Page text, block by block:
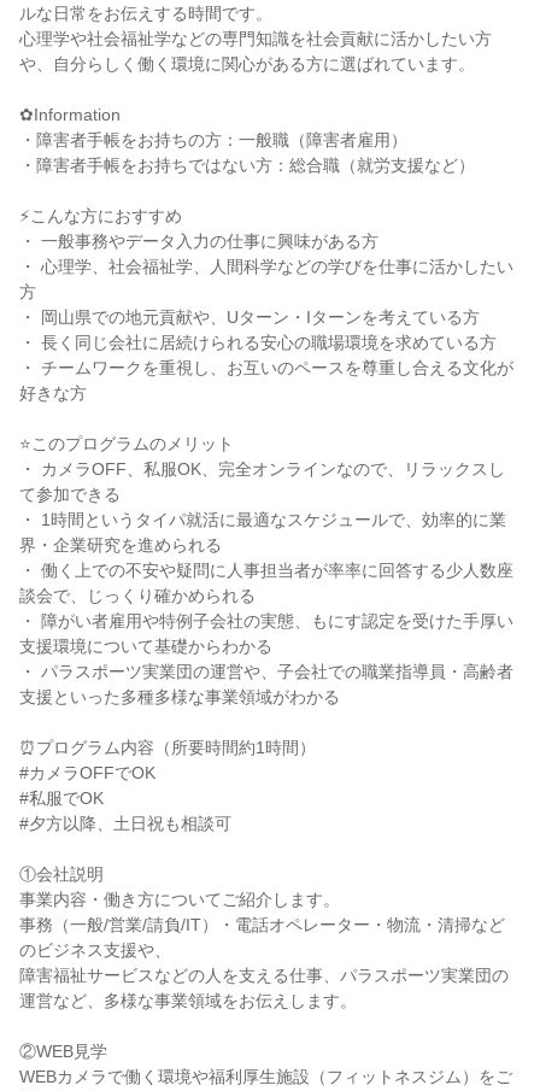
ルな日常をお伝えする時間です。
心理学や社会福祉学などの専門知識を社会貢献に活かしたい方
や、自分らしく働く環境に関心がある方に選ばれています。
✿Information
・障害者手帳をお持ちの方：一般職（障害者雇用）
・障害者手帳をお持ちではない方：総合職（就労支援など）
⚡こんな方におすすめ
・ 一般事務やデータ入力の仕事に興味がある方
・ 心理学、社会福祉学、人間科学などの学びを仕事に活かしたい
方
・ 岡山県での地元貢献や、Uターン・Iターンを考えている方
・ 長く同じ会社に居続けられる安心の職場環境を求めている方
・ チームワークを重視し、お互いのペースを尊重し合える文化が
好きな方
⭐このプログラムのメリット
・ カメラOFF、私服OK、完全オンラインなので、リラックスし
て参加できる
・ 1時間というタイパ就活に最適なスケジュールで、効率的に業
界・企業研究を進められる
・ 働く上での不安や疑問に人事担当者が率率に回答する少人数座
談会で、じっくり確かめられる
・ 障がい者雇用や特例子会社の実態、もにす認定を受けた手厚い
支援環境について基礎からわかる
・ パラスポーツ実業団の運営や、子会社での職業指導員・高齢者
支援といった多種多様な事業領域がわかる
⏰プログラム内容（所要時間約1時間）
#カメラOFFでOK
#私服でOK
#夕方以降、土日祝も相談可
①会社説明
事業内容・働き方についてご紹介します。
事務（一般/営業/請負/IT）・電話オペレーター・物流・清掃など
のビジネス支援や、
障害福祉サービスなどの人を支える仕事、パラスポーツ実業団の
運営など、多様な事業領域をお伝えします。
②WEB見学
WEBカメラで働く環境や福利厚生施設（フィットネスジム）をご